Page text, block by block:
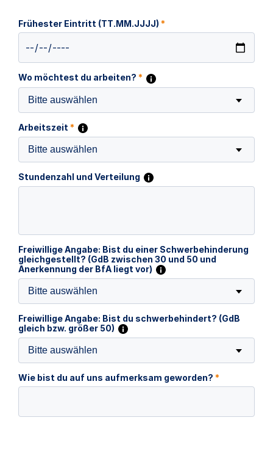
Frühester Eintritt (TT.MM.JJJJ) *
Wo möchtest du arbeiten? *
Bitte auswählen
Arbeitszeit *
Bitte auswählen
Stundenzahl und Verteilung
Freiwillige Angabe: Bist du einer Schwerbehinderung
gleichgestellt? (GdB zwischen 30 und 50 und
Anerkennung der BfA liegt vor)
Bitte auswählen
Freiwillige Angabe: Bist du schwerbehindert? (GdB
gleich bzw. größer 50)
Bitte auswählen
Wie bist du auf uns aufmerksam geworden? *